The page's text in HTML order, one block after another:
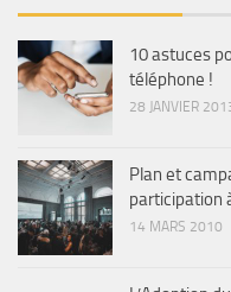
10 astuces
téléphone !
28 JANVIER
Plan et
participation
14 MARS 2010